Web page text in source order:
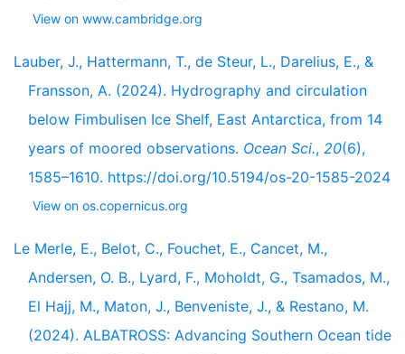
View on www.cambridge.org
Lauber, J., Hattermann, T., de Steur, L., Darelius, E., &
Fransson, A. (2024). Hydrography and circulation
below Fimbulisen Ice Shelf, East Antarctica, from 14
years of moored observations. Ocean Sci., 20(6),
1585–1610. https://doi.org/10.5194/os-20-1585-2024
View on os.copernicus.org
Le Merle, E., Belot, C., Fouchet, E., Cancet, M.,
Andersen, O. B., Lyard, F., Moholdt, G., Tsamados, M.,
El Hajj, M., Maton, J., Benveniste, J., & Restano, M.
(2024). ALBATROSS: Advancing Southern Ocean tide